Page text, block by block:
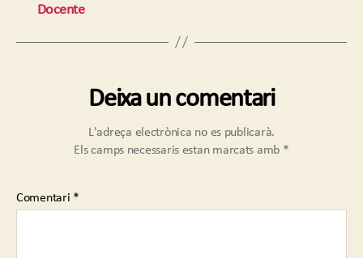
Docente
Deixa un comentari
L'adreça electrònica no es publicarà.
Els camps necessaris estan marcats amb *
Comentari *